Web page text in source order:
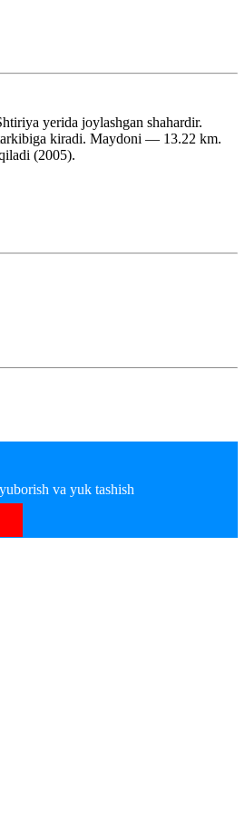
yerida joylashgan shahardir.
kiradi. Maydoni — 13.22 km.
(2005).
va yuk tashish